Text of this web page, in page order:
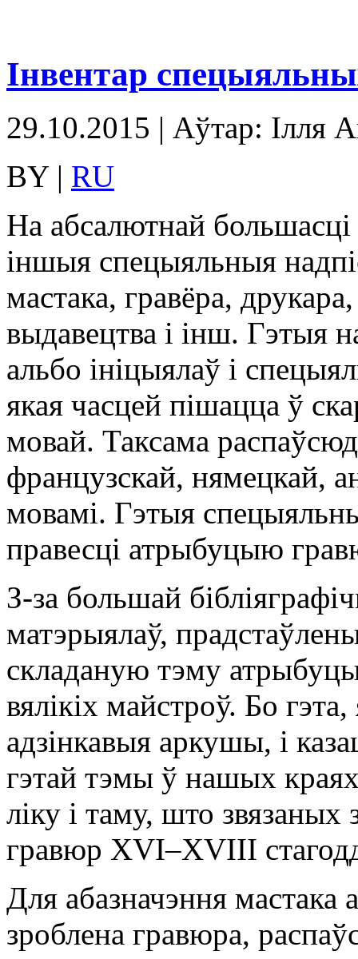
Інвентар
29.10.2015 | Аўтар: Ілля
BY | RU
На абсалютнай
іншыя спецыяльныя
мастака, гравёра,
выдавецтва і інш. Гэтыя
альбо ініцыялаў і
якая часцей пішацца ў
мовай. Таксама
французскай, нямецкай,
мовамі. Гэтыя
правесці атрыбуцыю
З-за большай
матэрыялаў,
складаную тэму
вялікіх майстроў. Бо
адзінкавыя аркушы, і
гэтай тэмы ў нашых
ліку і таму, што звязаных
гравюр XVI–XVIII
Для абазначэння мастака
зроблена гравюра,